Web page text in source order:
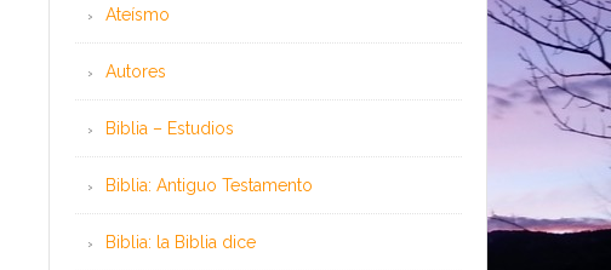
Ateísmo
Autores
Biblia – Estudios
Biblia: Antiguo Testamento
Biblia: la Biblia dice